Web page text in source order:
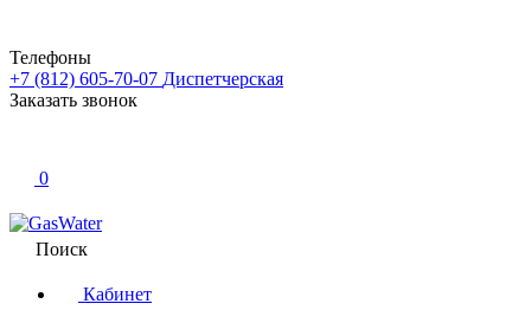
Телефоны
+7 (812) 605-70-07 Диспетчерская
Заказать звонок
0
Поиск
Кабинет